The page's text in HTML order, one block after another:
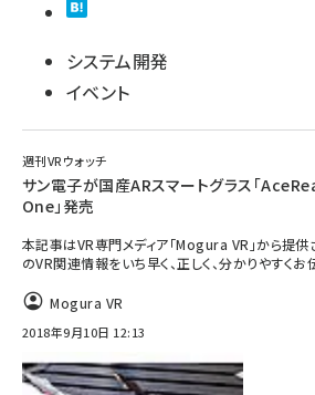
システム開発
イベント
週刊VRウォッチ
サン電子が国産ARスマートグラス「
One」発売
本記事はVR専門メディア「Mogura VR」から提供
のVR関連情報をいち早く、正しく、分かりやすくお
Mogura VR
2018年9月10日 12:13